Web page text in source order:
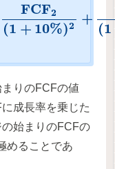
FCF2
(1 + 10%)2 +
(1
りのFCFの値
成長率を乗じた
始まりのFCFの
めることであ